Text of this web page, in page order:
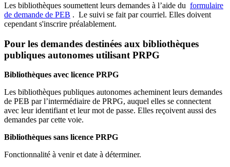
Les bibliothèques soumettent leurs demandes à l’aide du formulaire
de demande de PEB . Le suivi se fait par courriel. Elles doivent
cependant s'inscrire préalablement.
Pour les demandes destinées aux bibliothèques
publiques autonomes utilisant PRPG
Bibliothèques avec licence PRPG
Les bibliothèques publiques autonomes acheminent leurs demandes
de PEB par l’intermédiaire de PRPG, auquel elles se connectent
avec leur identifiant et leur mot de passe. Elles reçoivent aussi des
demandes par cette voie.
Bibliothèques sans licence PRPG
Fonctionnalité à venir et date à déterminer.